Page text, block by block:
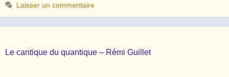
Laisser un commentaire
Le cantique du quantique – Rémi Guillet